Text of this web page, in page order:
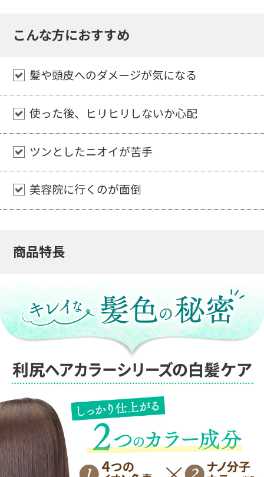
週に1度、乾いた状態の髪にトリートメント
をつけ、20分ほど置いてから流すだけでとて
もよく染まります。
に染まるなら髪にも頭皮にもいいしいい事づ
くめだねって言われます。
よくない点としては、どうしてもパサパサに
なってしまうところくらいです。
70代以上女性
ました。年齢と共に頭頂部が少し薄くなって
きたのも仕方ないかなと思っていたところ、
先に利尻ヘアカラートリートメントを使って
いた姉に、市販のは薬品がきついから頭や髪
によくないからと勧められて購入しました。
今までと比べて色落ちは早いですが、髪がし
長年使っていた市販のカラー剤をずっと使い
続けていたらどうなっていただろう。と思う
と、姉と利尻さんに感謝です。
50代女性
こんな方におすすめ
髪や頭皮へのダメージが気になる
使った後、ヒリヒリしないか心配
ツンとしたニオイが苦手
美容院に行くのが面倒
商品特長